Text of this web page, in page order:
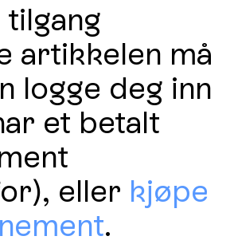
tilgang
artikkelen må
logge deg inn
et betalt
eller kjøpe
.